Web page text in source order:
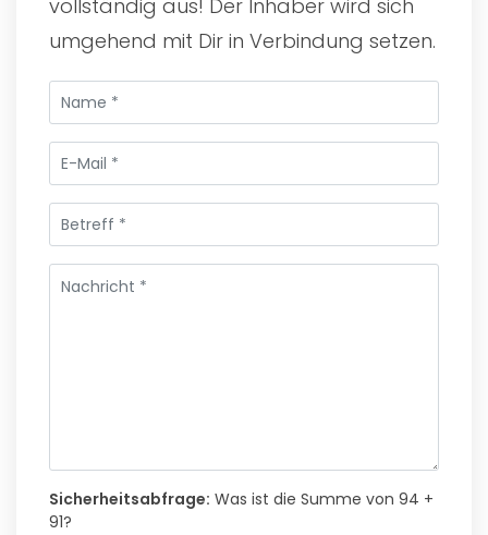
vollständig aus! Der Inhaber wird sich
umgehend mit Dir in Verbindung setzen.
Sicherheitsabfrage: Was ist die Summe von 94 +
91?